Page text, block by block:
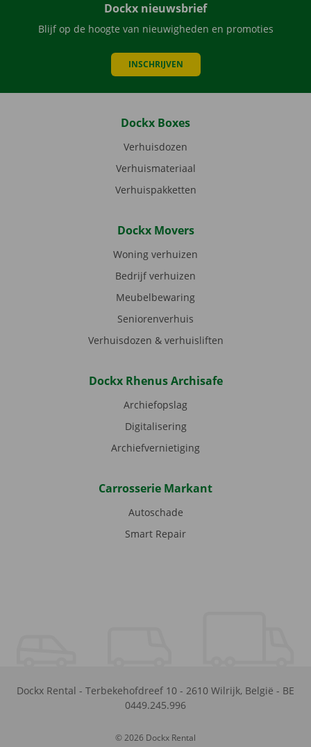
Dockx nieuwsbrief
Blijf op de hoogte van nieuwigheden en promoties
INSCHRIJVEN
Dockx Boxes
Verhuisdozen
Verhuismateriaal
Verhuispakketten
Dockx Movers
Woning verhuizen
Bedrijf verhuizen
Meubelbewaring
Seniorenverhuis
Verhuisdozen & verhuisliften
Dockx Rhenus Archisafe
Archiefopslag
Digitalisering
Archiefvernietiging
Carrosserie Markant
Autoschade
Smart Repair
Dockx Rental - Terbekehofdreef 10 - 2610 Wilrijk, België - BE
0449.245.996
© 2026 Dockx Rental